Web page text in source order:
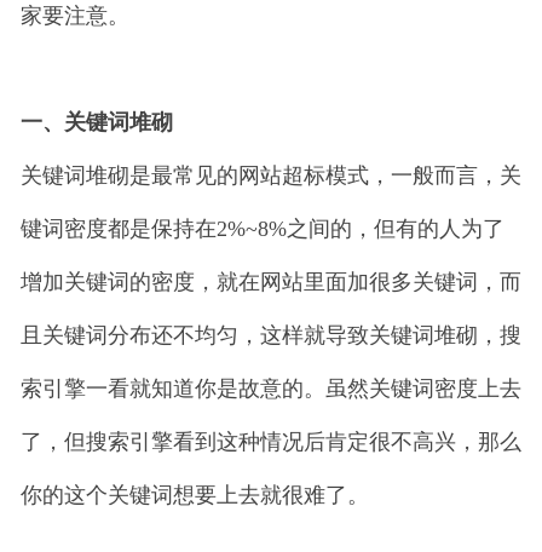
家要注意。
一、关键词堆砌
关键词堆砌是最常见的网站超标模式，一般而言，关
键词密度都是保持在2%~8%之间的，但有的人为了
增加关键词的密度，就在网站里面加很多关键词，而
且关键词分布还不均匀，这样就导致关键词堆砌，搜
索引擎一看就知道你是故意的。虽然关键词密度上去
了，但搜索引擎看到这种情况后肯定很不高兴，那么
你的这个关键词想要上去就很难了。